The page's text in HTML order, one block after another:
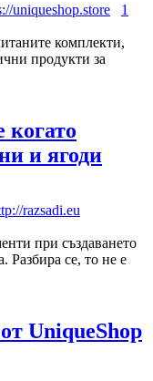
uniqueshop.store
1
комплекти,
продукти за
и ягоди
razsadi.eu
при създаването
Разбира се, то не е
UniqueShop